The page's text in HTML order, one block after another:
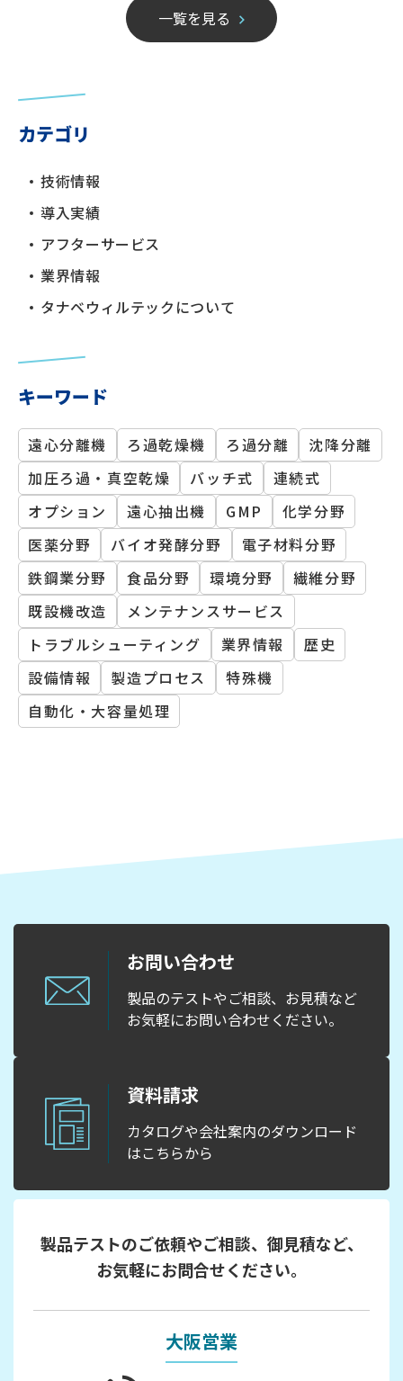
一覧を見る
カテゴリ
技術情報
導入実績
アフターサービス
業界情報
タナベウィルテックについて
キーワード
遠心分離機 ろ過乾燥機 ろ過分離
沈降分離
加圧ろ過・真空乾燥
バッチ式
連続式
オプション
遠心抽出機 GMP
化学分野
医薬分野
バイオ発酵分野
電子材料分野
鉄鋼業分野
食品分野 環境分野
繊維分野
既設機改造
メンテナンスサービス
トラブルシューティング
業界情報
歴史
設備情報
製造プロセス
特殊機
自動化・大容量処理
お問い合わせ
製品のテストやご相談、お見積など
お気軽にお問い合わせください。
資料請求
カタログや会社案内のダウンロード
はこちらから
製品テストのご依頼やご相談、御見積など、
お気軽にお問合せください。
大阪営業